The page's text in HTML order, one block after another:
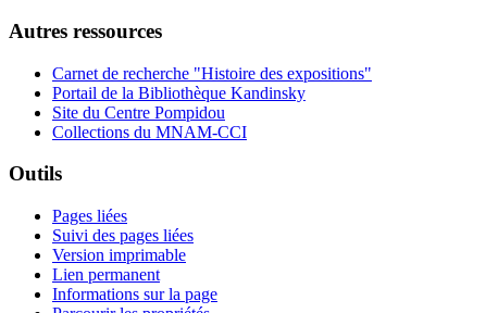
Autres ressources
Carnet de recherche "Histoire des expositions"
Portail de la Bibliothèque Kandinsky
Site du Centre Pompidou
Collections du MNAM-CCI
Outils
Pages liées
Suivi des pages liées
Version imprimable
Lien permanent
Informations sur la page